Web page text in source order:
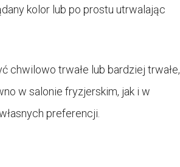
kolor lub po prostu utrwalając
chwilowo trwałe lub bardziej trwałe,
w salonie fryzjerskim, jak i w
preferencji.